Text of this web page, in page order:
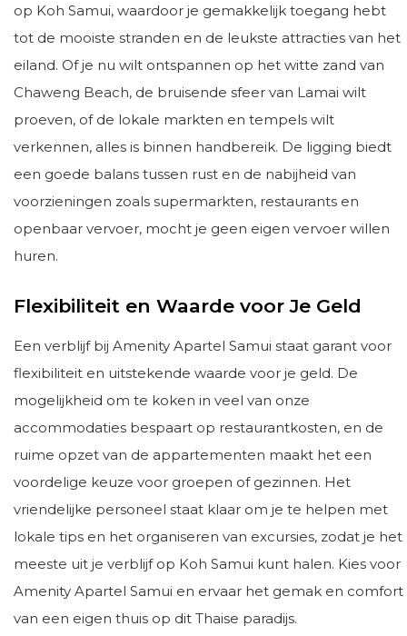
op Koh Samui, waardoor je gemakkelijk toegang hebt
tot de mooiste stranden en de leukste attracties van het
eiland. Of je nu wilt ontspannen op het witte zand van
Chaweng Beach, de bruisende sfeer van Lamai wilt
proeven, of de lokale markten en tempels wilt
verkennen, alles is binnen handbereik. De ligging biedt
een goede balans tussen rust en de nabijheid van
voorzieningen zoals supermarkten, restaurants en
openbaar vervoer, mocht je geen eigen vervoer willen
huren.
Flexibiliteit en Waarde voor Je Geld
Een verblijf bij Amenity Apartel Samui staat garant voor
flexibiliteit en uitstekende waarde voor je geld. De
mogelijkheid om te koken in veel van onze
accommodaties bespaart op restaurantkosten, en de
ruime opzet van de appartementen maakt het een
voordelige keuze voor groepen of gezinnen. Het
vriendelijke personeel staat klaar om je te helpen met
lokale tips en het organiseren van excursies, zodat je het
meeste uit je verblijf op Koh Samui kunt halen. Kies voor
Amenity Apartel Samui en ervaar het gemak en comfort
van een eigen thuis op dit Thaise paradijs.